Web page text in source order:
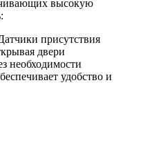
высокую
присутствия
двери
необходимости
удобство и